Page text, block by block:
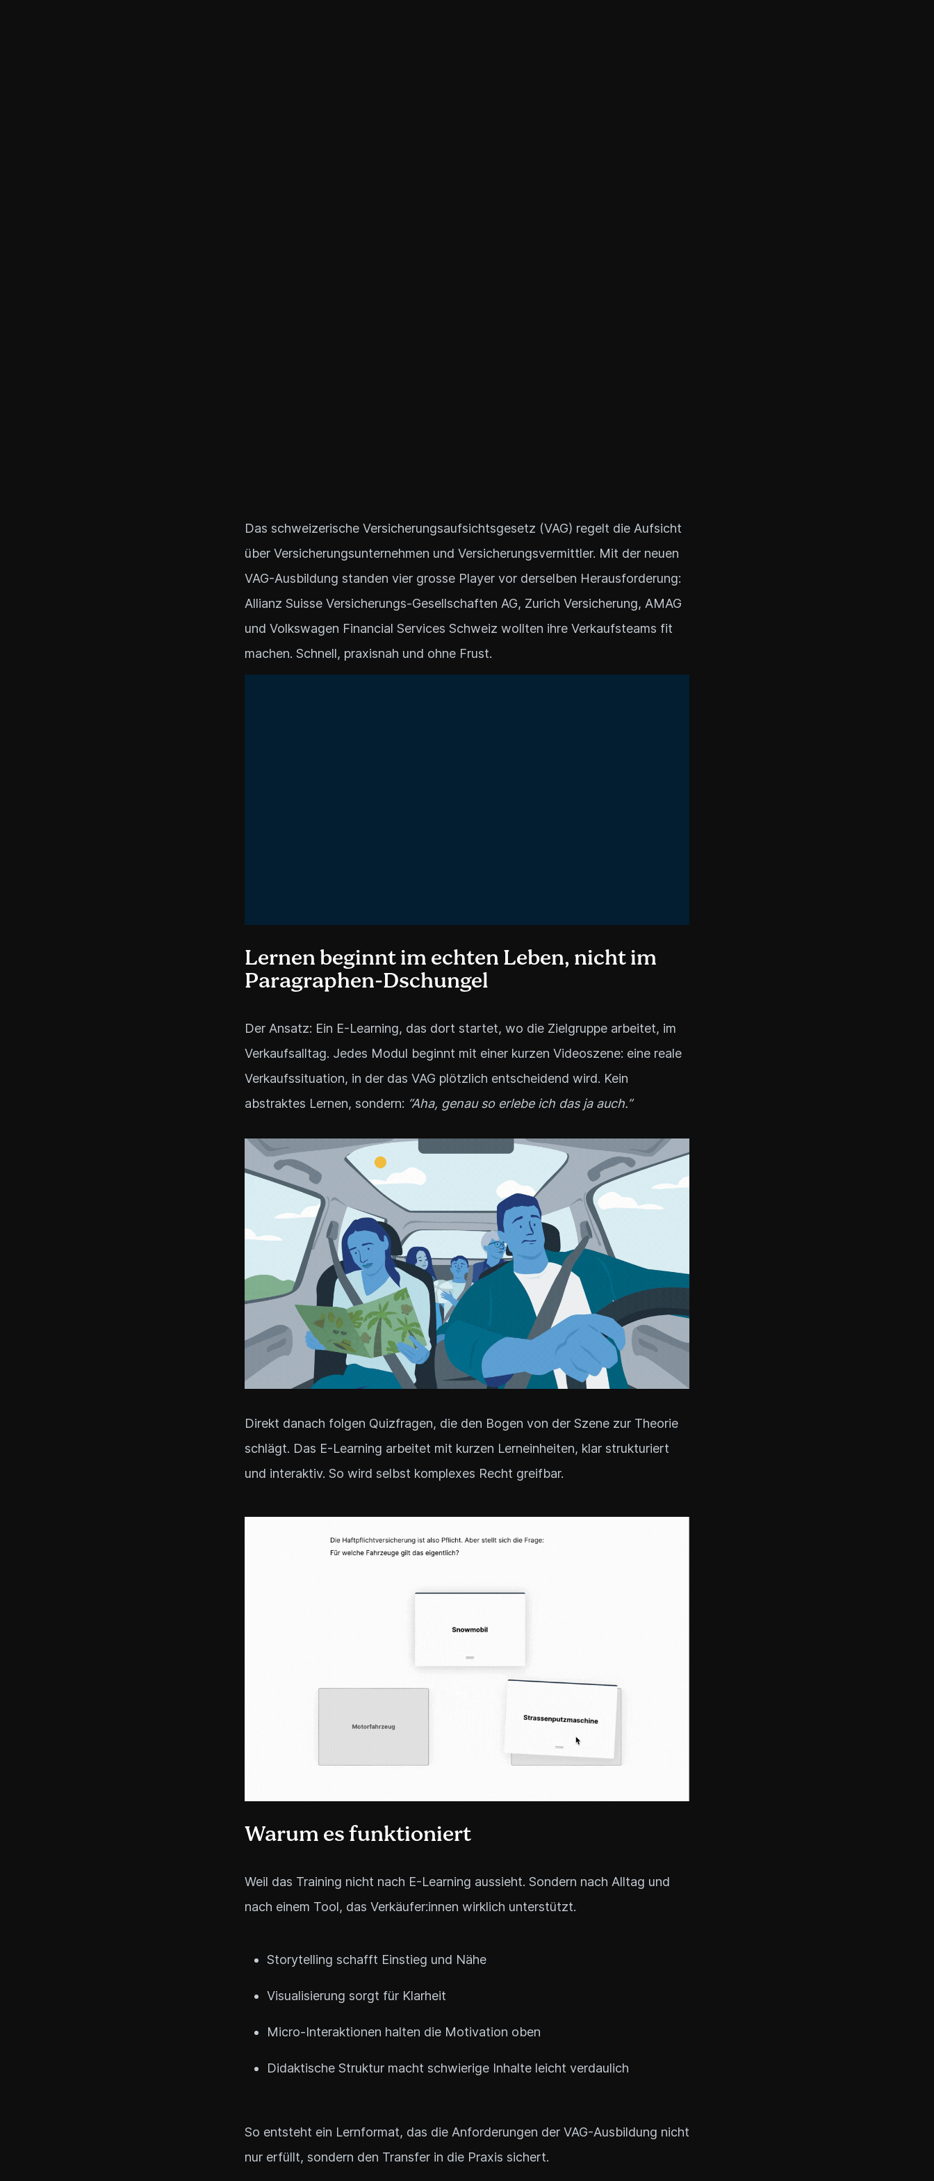
Das schweizerische Versicherungsaufsichtsgesetz (VAG) regelt die Aufsicht
über Versicherungsunternehmen und Versicherungsvermittler. Mit der neuen
VAG-Ausbildung standen vier grosse Player vor derselben Herausforderung:
Allianz Suisse Versicherungs-Gesellschaften AG, Zurich Versicherung, AMAG
und Volkswagen Financial Services Schweiz wollten ihre Verkaufsteams fit
machen. Schnell, praxisnah und ohne Frust.
Lernen beginnt im echten Leben, nicht im
Paragraphen-Dschungel
Der Ansatz: Ein E-Learning, das dort startet, wo die Zielgruppe arbeitet, im
Verkaufsalltag. Jedes Modul beginnt mit einer kurzen Videoszene: eine reale
Verkaufssituation, in der das VAG plötzlich entscheidend wird. Kein
abstraktes Lernen, sondern: “Aha, genau so erlebe ich das ja auch.”
Direkt danach folgen Quizfragen, die den Bogen von der Szene zur Theorie
schlägt. Das E-Learning arbeitet mit kurzen Lerneinheiten, klar strukturiert
und interaktiv. So wird selbst komplexes Recht greifbar.
Warum es funktioniert
Weil das Training nicht nach E-Learning aussieht. Sondern nach Alltag und
nach einem Tool, das Verkäufer:innen wirklich unterstützt.
Storytelling schafft Einstieg und Nähe
Visualisierung sorgt für Klarheit
Micro-Interaktionen halten die Motivation oben
Didaktische Struktur macht schwierige Inhalte leicht verdaulich
So entsteht ein Lernformat, das die Anforderungen der VAG-Ausbildung nicht
nur erfüllt, sondern den Transfer in die Praxis sichert.